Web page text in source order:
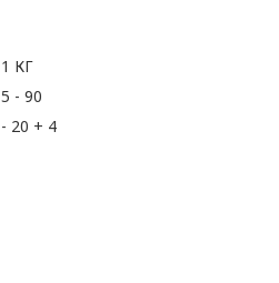
1 КГ
5 - 90
- 20 + 4